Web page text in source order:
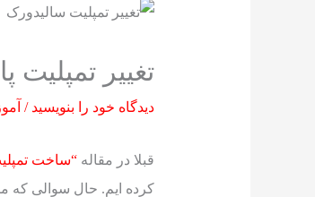
تغییر
دیدگاه‌ خود را بنویسید /
قبلا در مقاله “ساخت
کرده ایم. حال سوالی که